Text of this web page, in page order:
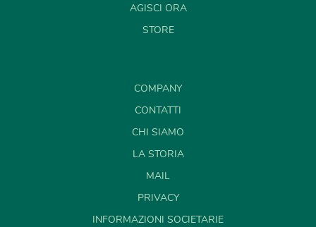
AGISCI ORA
STORE
COMPANY
CONTATTI
CHI SIAMO
LA STORIA
MAIL
PRIVACY
INFORMAZIONI SOCIETARIE